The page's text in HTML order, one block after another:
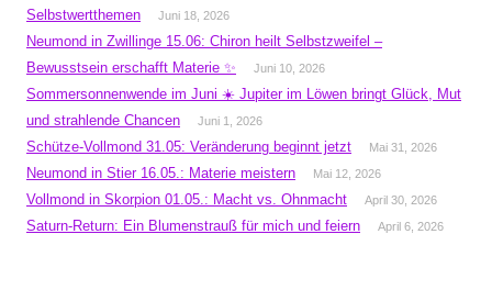
Selbstwertthemen
Juni 18, 2026
Neumond in Zwillinge 15.06: Chiron heilt Selbstzweifel –
Bewusstsein erschafft Materie ✨
Juni 10, 2026
Sommersonnenwende im Juni ☀️ Jupiter im Löwen bringt Glück, Mut
und strahlende Chancen
Juni 1, 2026
Schütze-Vollmond 31.05: Veränderung beginnt jetzt Mai 31, 2026
Neumond in Stier 16.05.: Materie meistern Mai 12, 2026
Vollmond in Skorpion 01.05.: Macht vs. Ohnmacht April 30, 2026
Saturn-Return: Ein Blumenstrauß für mich und feiern April 6, 2026